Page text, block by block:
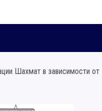
Шахмат в зависимости от